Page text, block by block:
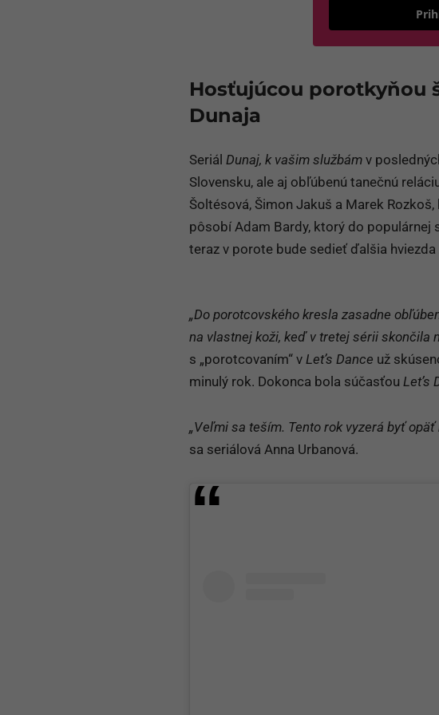
Hosťujúcou porotkyňou
Dunaja
Seriál Dunaj, k vašim službám v
Slovensku, ale aj obľúbenú tanečnú
Šoltésová, Šimon Jakuš a Marek
pôsobí Adam Bardy, ktorý do populárnej
teraz v porote bude sedieť ďalšia hviezda
„Do porotcovského kresla zasadne
na vlastnej koži, keď v tretej sérii skončila
s „porotcovaním“ v Let’s Dance už
minulý rok. Dokonca bola súčasťou Let’s
„Veľmi sa teším. Tento rok vyzerá byť
sa seriálová Anna Urbanová.